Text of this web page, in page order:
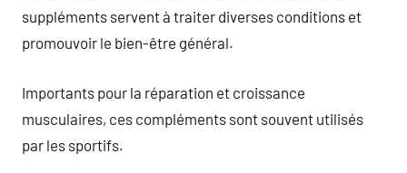
suppléments servent à traiter diverses conditions et
promouvoir le bien-être général.
Importants pour la réparation et croissance
musculaires, ces compléments sont souvent utilisés
par les sportifs.